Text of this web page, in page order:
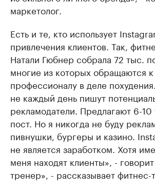
маркетолог.
Есть и те, кто использует
привлечения клиентов. Так,
Натали Гюбнер собрала 72 тыс.
многие из которых обращаются к
профессионалу в деле
не каждый день пишут
рекламодатели. Предлагают 6-10
пост. Но я никогда не буду
пивнушки, бургеры и казино.
не является заработком. Хотя
меня находят клиенты», -
тренер», - рассказывает фитнес-